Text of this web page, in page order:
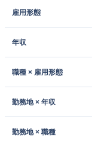
雇用形態
年収
職種 × 雇用形態
勤務地 × 年収
勤務地 × 職種